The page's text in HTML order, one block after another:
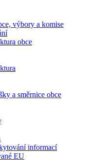
výbory a komise
obce
a směrnice obce
informací
EU